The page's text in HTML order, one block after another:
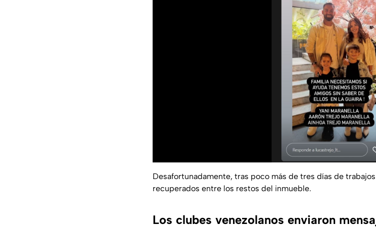
Desafortunadamente, tras poco más de tres días de
recuperados entre los restos del inmueble.
Los clubes venezolanos enviaron